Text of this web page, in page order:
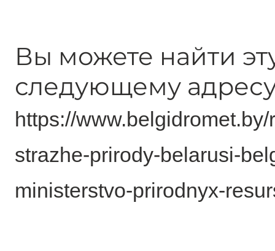
Вы можете найти
следующему
https://
strazhe-prirody-belarusi-
ministerstvo-prirodnyx-